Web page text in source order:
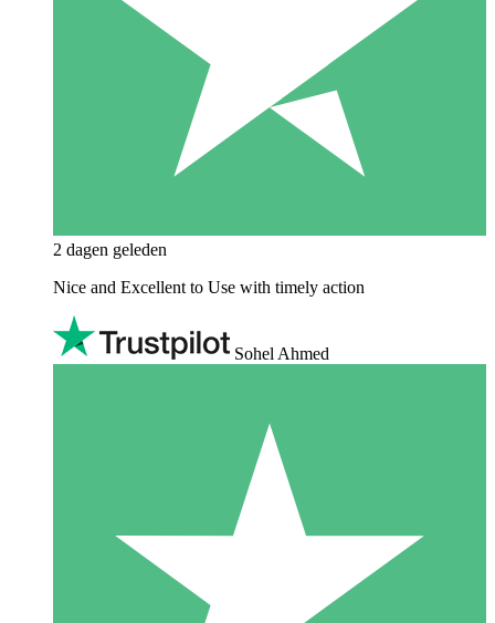
2 dagen geleden
Nice and Excellent to Use with timely action
Sohel Ahmed